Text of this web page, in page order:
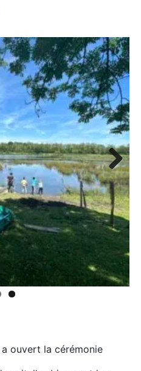
Next
a ouvert la cérémonie